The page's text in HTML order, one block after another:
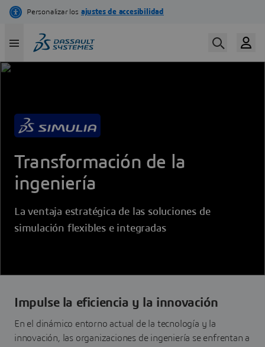
Skip
content
Transformación de la
ingeniería
La ventaja estratégica de las soluciones de
simulación flexibles e integradas
Impulse la eficiencia y la innovación
En el dinámico entorno actual de la tecnología y la
innovación, las organizaciones de ingeniería se enfrentan a